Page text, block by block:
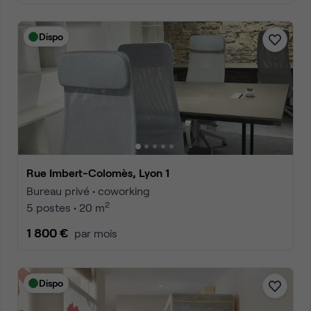
Dispo
Rue Imbert-Colomès, Lyon 1
Bureau privé • coworking
5 postes • 20 m2
1 800 € par mois
Dispo